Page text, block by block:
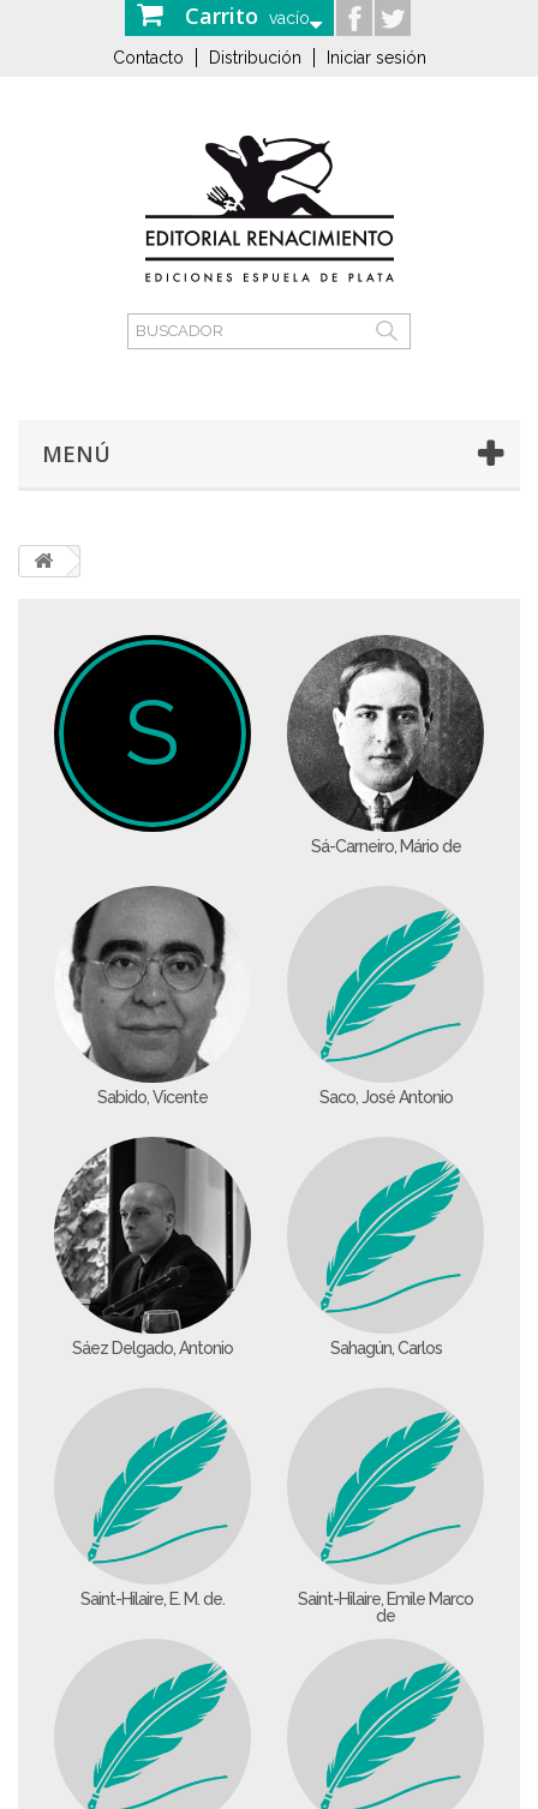
Carrito vacío
Contacto Distribución Iniciar sesión
MENÚ
S
Sá-Carneiro, Mário de
Sabido, Vicente Saco, José Antonio
Sáez Delgado, Antonio Sahagún, Carlos
Saint-Hilaire, E. M. de.
Saint-Hilaire, Emile Marco
de